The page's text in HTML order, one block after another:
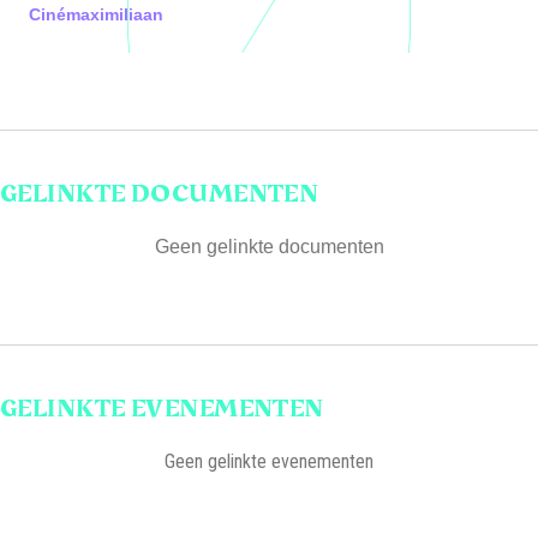
Cinémaximiliaan
GELINKTE DOCUMENTEN
Geen gelinkte documenten
GELINKTE EVENEMENTEN
Geen gelinkte evenementen